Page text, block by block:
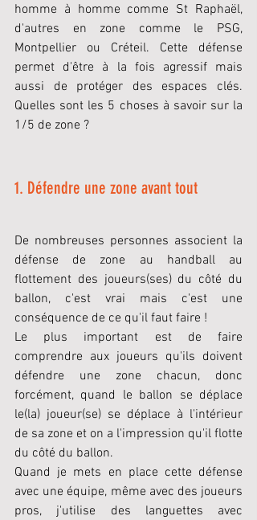
homme à homme comme St Raphaël,
d'autres en zone comme le PSG,
Montpellier ou Créteil. Cette défense
permet d'être à la fois agressif mais
aussi de protéger des espaces clés.
Quelles sont les 5 choses à savoir sur la
1/5 de zone ?
1. Défendre une zone avant tout
De nombreuses personnes associent la
défense de zone au handball au
flottement des joueurs(ses) du côté du
ballon, c'est vrai mais c'est une
conséquence de ce qu'il faut faire !
Le plus important est de faire
comprendre aux joueurs qu'ils doivent
défendre une zone chacun, donc
forcément, quand le ballon se déplace
le(la) joueur(se) se déplace à l'intérieur
de sa zone et on a l'impression qu'il flotte
du côté du ballon.
Quand je mets en place cette défense
avec une équipe, même avec des joueurs
pros, j'utilise des languettes avec